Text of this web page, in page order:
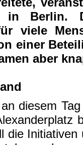
in
viele
einer
aber
diesem
die